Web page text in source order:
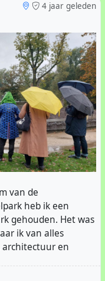
4 jaar geleden
van de
heb ik een
gehouden. Het was
ik van alles
architectuur en
alle